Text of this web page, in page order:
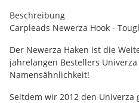
Beschreibung
Carpleads Newerza Hook -
Der Newerza Haken ist die
jahrelangen Bestellers
Namensähnlichkeit!
Seitdem wir 2012 den